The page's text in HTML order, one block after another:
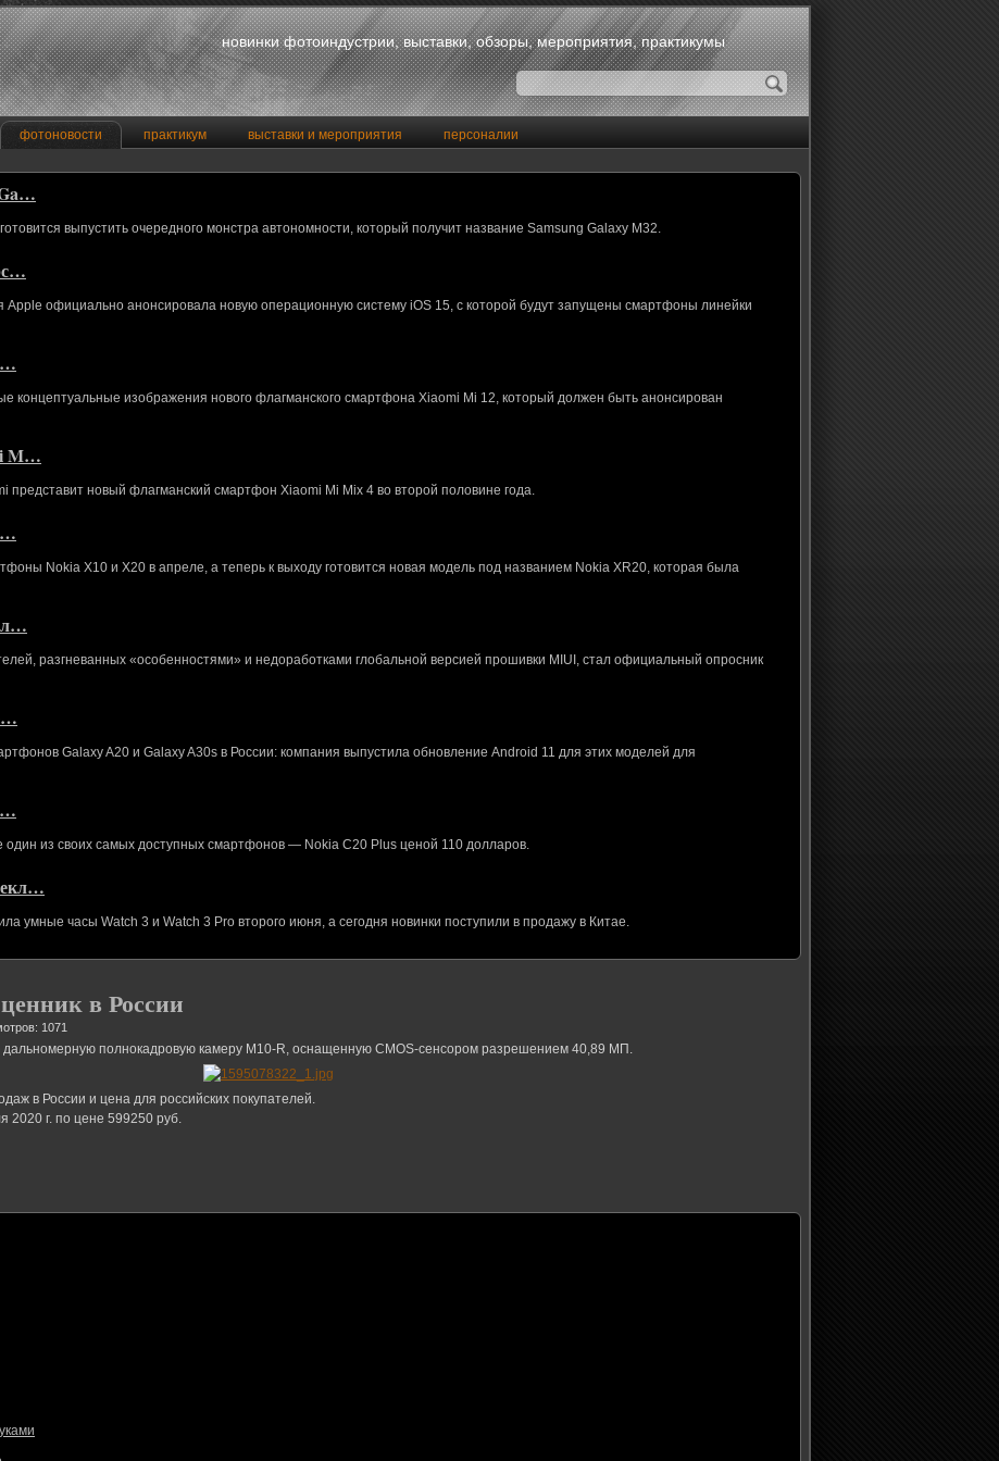
новинки фотоиндустрии, выставки, обзоры, мероприятия, практикумы
фотоновости практикум выставки и мероприятия персоналии
выпустить очередного монстра автономности, который получит название Samsung Galaxy M32.
Apple официально анонсировала новую операционную систему iOS 15, с которой будут запущены смартфоны линейки
концептуальные изображения нового флагманского смартфона Xiaomi Mi 12, который должен быть анонсирован
M…
представит новый флагманский смартфон Xiaomi Mi Mix 4 во второй половине года.
Nokia X10 и X20 в апреле, а теперь к выходу готовится новая модель под названием Nokia XR20, которая была
разгневанных «особенностями» и недоработками глобальной версией прошивки MIUI, стал официальный опросник
Galaxy A20 и Galaxy A30s в России: компания выпустила обновление Android 11 для этих моделей для
один из своих самых доступных смартфонов — Nokia C20 Plus ценой 110 долларов.
умные часы Watch 3 и Watch 3 Pro второго июня, а сегодня новинки поступили в продажу в Китае.
в России
1071
полнокадровую камеру M10-R, оснащенную CMOS-сенсором разрешением 40,89 МП.
в России и цена для российских покупателей.
2020 г. по цене 599250 руб.